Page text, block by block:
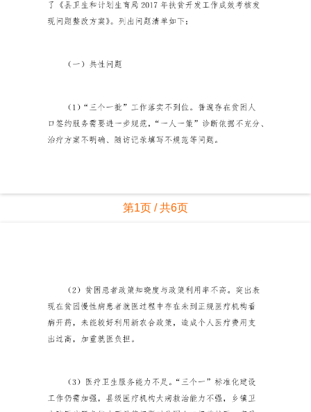
第1页 / 共6页